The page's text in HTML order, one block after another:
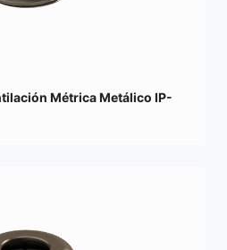
Métrica Metálico IP-